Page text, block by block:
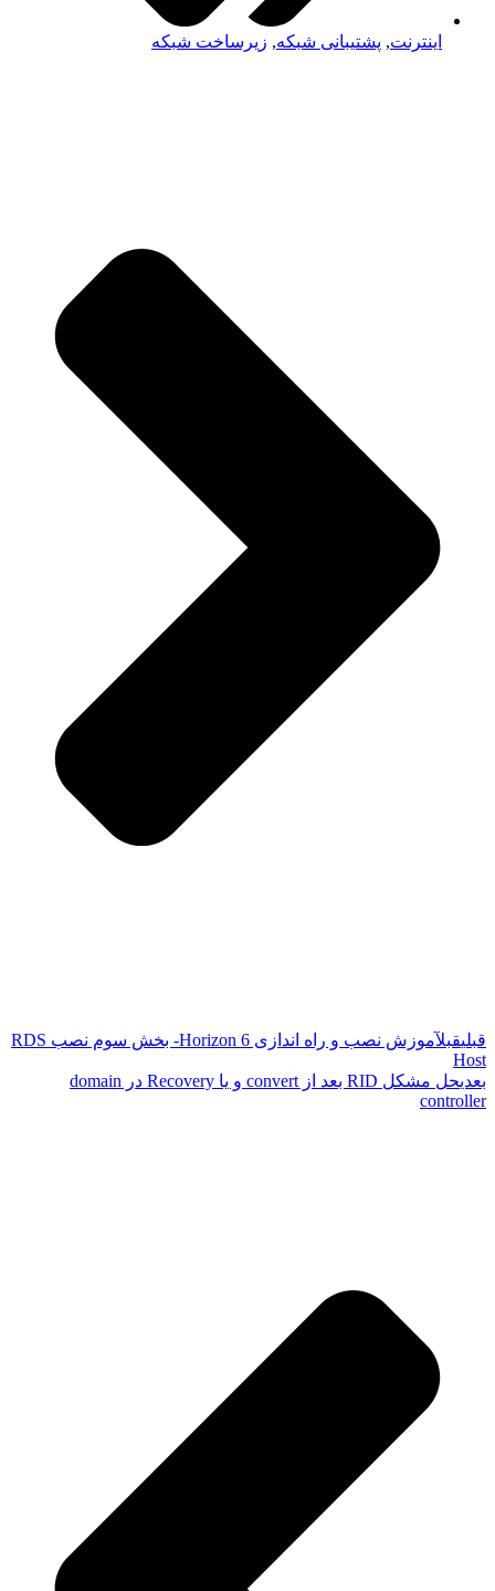
اینترنت, پشتیبانی شبکه, زیرساخت شبکه
قبلیقبل
آموزش نصب و راه اندازی Horizon 6- بخش سوم نصب RDS
Host
بعدی
حل مشکل RID بعد از convert و یا Recovery در domain
controller